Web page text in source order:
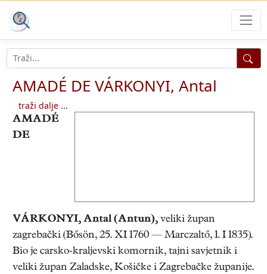
AMADÉ DE VÁRKONYI, Antal
traži dalje ...
AMADÉ
DE
VÁRKONYI, Antal (Antun), veliki župan
zagrebački (Bősön, 25. XI 1760 — Marczaltő, 1. I 1835).
Bio je carsko-kraljevski komornik, tajni savjetnik i
veliki župan Zaladske, Košičke i Zagrebačke županije.